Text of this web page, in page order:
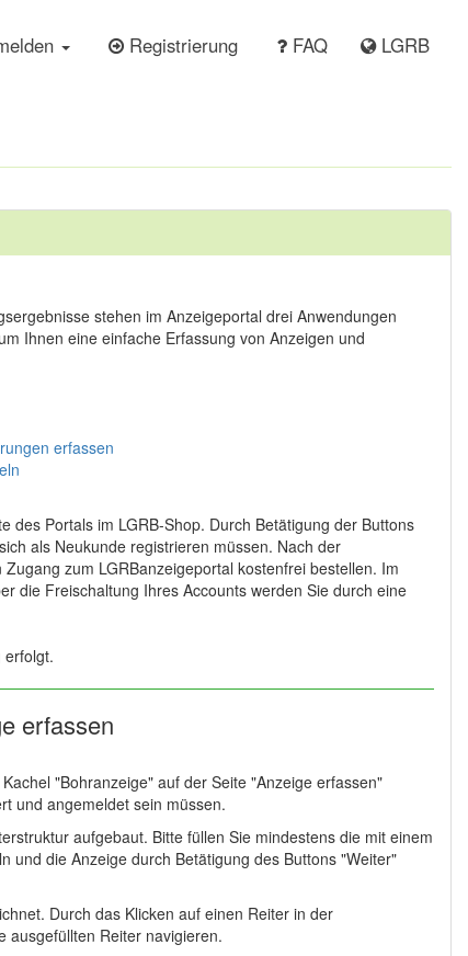
Registrierung FAQ LGRB
stehen im Anzeigeportal drei Anwendungen
Ihnen eine einfache Erfassung von Anzeigen und
erfassen
des Portals im LGRB-Shop. Durch Betätigung der Buttons
als Neukunde registrieren müssen. Nach der
zum LGRBanzeigeportal kostenfrei bestellen. Im
die Freischaltung Ihres Accounts werden Sie durch eine
erfolgt.
erfassen
"Bohranzeige" auf der Seite "Anzeige erfassen"
und angemeldet sein müssen.
aufgebaut. Bitte füllen Sie mindestens die mit einem
und die Anzeige durch Betätigung des Buttons "Weiter"
Durch das Klicken auf einen Reiter in der
ausgefüllten Reiter navigieren.